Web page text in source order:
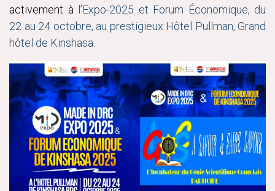
activement à l’Expo-2025 et Forum Économique, du
22 au 24 octobre, au prestigieux Hôtel Pullman, Grand
hôtel de Kinshasa